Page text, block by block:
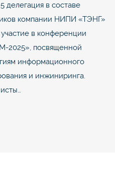
делегация в составе
компании НИПИ «ТЭНГ»
в конференции
2025», посвященной
информационного
и инжиниринга.